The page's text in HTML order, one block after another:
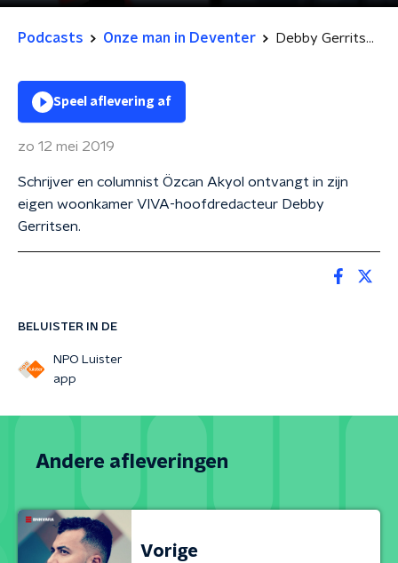
Podcasts Onze man in Deventer Debby Gerritsen (12 mei 2019)
BELUISTER IN DE
NPO Luister
app
Speel aflevering af
zo 12 mei 2019
Schrijver en columnist Özcan Akyol ontvangt in zijn
eigen woonkamer VIVA-hoofdredacteur Debby
Gerritsen.
Andere afleveringen
Vorige